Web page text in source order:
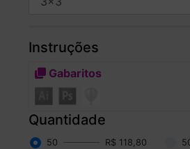
Instruções
Gabaritos
Quantidade
50 R$ 118,80